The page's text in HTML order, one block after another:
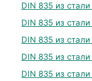
DIN 835 из стали
DIN 835 из стали
DIN 835 из стали
DIN 835 из стали
DIN 835 из стали